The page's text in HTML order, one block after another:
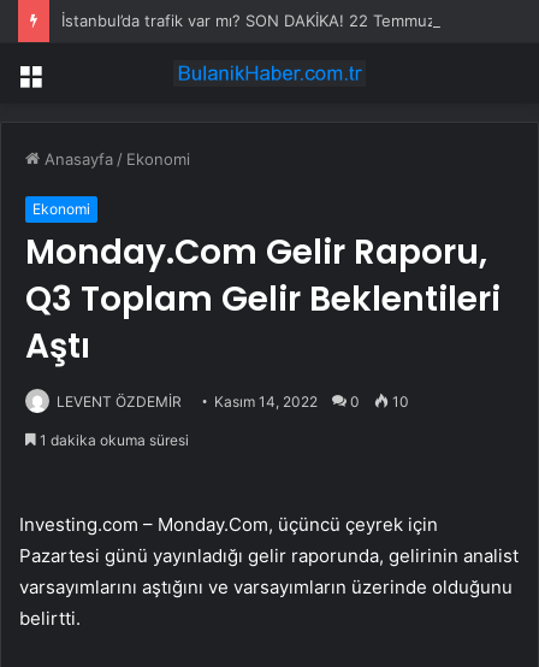
Menü
Anasayfa / Ekonomi
Ekonomi
Monday.Com Gelir Raporu,
Q3 Toplam Gelir Beklentileri
Aştı
LEVENT ÖZDEMİR Kasım 14, 2022 0 10
1 dakika okuma süresi
Investing.com – Monday.Com, üçüncü çeyrek için
Pazartesi günü yayınladığı gelir raporunda, gelirinin analist
varsayımlarını aştığını ve varsayımların üzerinde olduğunu
belirtti.